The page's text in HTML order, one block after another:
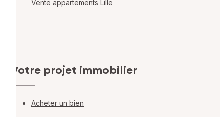
Vente appartements Lille
Votre projet immobilier
Acheter un bien